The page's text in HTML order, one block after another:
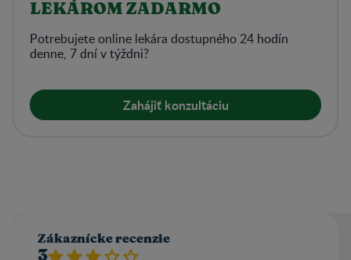
LEKÁROM ZADARMO
Potrebujete online lekára dostupného 24 hodín
denne, 7 dní v týždni?
Zahájiť konzultáciu
Zákaznícke recenzie
3